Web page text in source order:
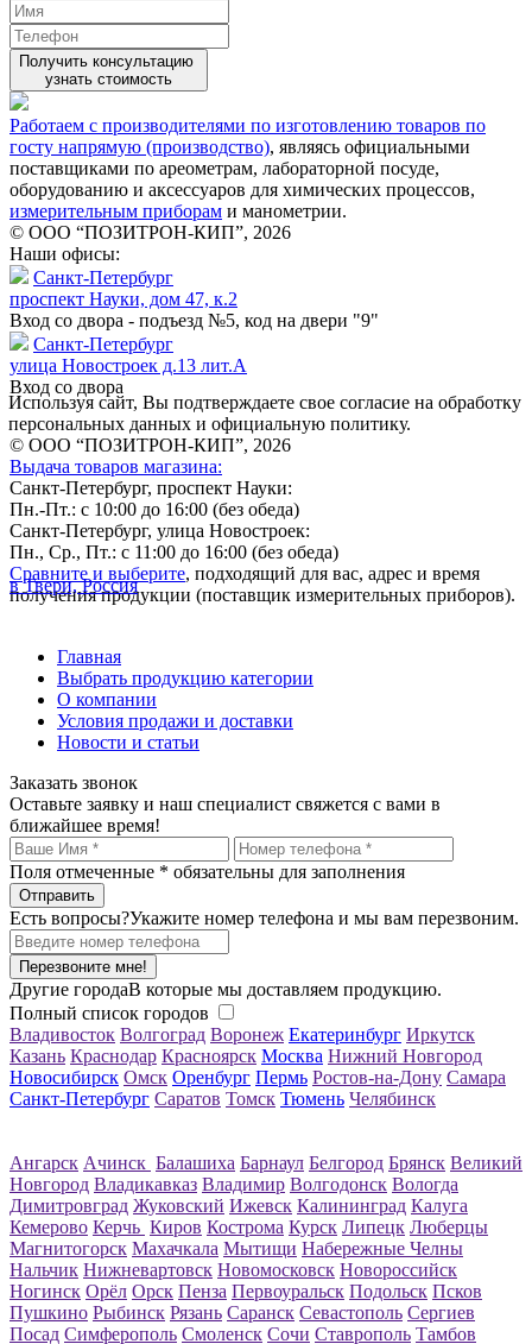
Получить консультацию
узнать стоимость
Работаем с производителями по изготовлению товаров по
госту напрямую (производство), являясь официальными
поставщиками по ареометрам, лабораторной посуде,
оборудованию и аксессуаров для химических процессов,
измерительным приборам и манометрии.
© ООО “ПОЗИТРОН-КИП”, 2026
Наши офисы:
Санкт-Петербург
проспект Науки, дом 47, к.2
Вход со двора - подъезд №5, код на двери "9"
Санкт-Петербург
улица Новостроек д.13 лит.А
Вход со двора
Используя сайт, Вы подтверждаете свое согласие на обработку
персональных данных и официальную политику.
© ООО “ПОЗИТРОН-КИП”, 2026
Выдача товаров магазина:
Санкт-Петербург, проспект Науки:
Пн.-Пт.: с 10:00 до 16:00 (без обеда)
Санкт-Петербург, улица Новостроек:
Пн., Ср., Пт.: с 11:00 до 16:00 (без обеда)
Сравните и выберите, подходящий для вас, адрес и время
получения продукции (поставщик измерительных приборов).
в Твери, Россия
Главная
Выбрать продукцию категории
О компании
Условия продажи и доставки
Новости и статьи
Заказать звонок
Оставьте заявку и наш специалист свяжется с вами в
ближайшее время!
Поля отмеченные * обязательны для заполнения
Есть вопросы?Укажите номер телефона и мы вам перезвоним.
Перезвоните мне!
Другие городаВ которые мы доставляем продукцию.
Полный список городов
Владивосток Волгоград Воронеж Екатеринбург Иркутск
Казань Краснодар Красноярск Москва Нижний Новгород
Новосибирск Омск Оренбург Пермь Ростов-на-Дону Самара
Санкт-Петербург Саратов Томск Тюмень Челябинск
Ангарск Ачинск Балашиха Барнаул Белгород Брянск Великий
Новгород Владикавказ Владимир Волгодонск Вологда
Димитровград Жуковский Ижевск Калининград Калуга
Кемерово Керчь Киров Кострома Курск Липецк Люберцы
Магнитогорск Махачкала Мытищи Набережные Челны
Нальчик Нижневартовск Новомосковск Новороссийск
Ногинск Орёл Орск Пенза Первоуральск Подольск Псков
Пушкино Рыбинск Рязань Саранск Севастополь Сергиев
Посад Симферополь Смоленск Сочи Ставрополь Тамбов